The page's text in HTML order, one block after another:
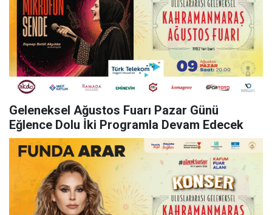
Geleneksel Ağustos Fuarı Pazar Günü
Eğlence Dolu İki Programla Devam Edecek